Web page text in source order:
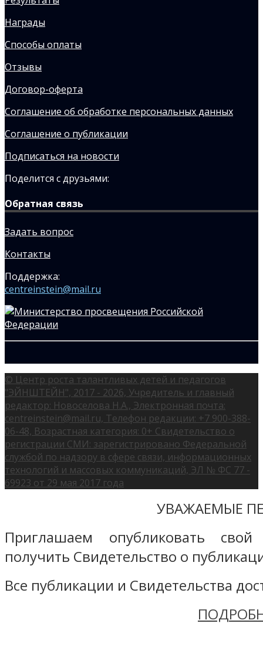
Награды
Способы оплаты
Отзывы
Договор-оферта
Соглашение об обработке персональных данных
Соглашение о публикации
Подписаться на новости
Поделится с друзьями:
Обратная связь
Задать вопрос
Контакты
Поддержка:
centreinstein@mail.ru
© Центр роста талантливых детей и педагогов
"ЭЙНШТЕЙН", 2017 - 2026, Учредитель и главный
редактор: Новоселова Н.А., Электронная почта:
centreinstein@mail.ru, Телефон редакции: +7 900-388-
06-48, Возрастная категория: 0+ Свидетельство о
регистрации СМИ: зарегистрировано Федеральной
службой по надзору в сфере связи, информационных
технологий и массовых коммуникаций, ЭЛ № ФС 77 -
69923 от 29 мая 2017 года
УВАЖАЕМЫЕ
Приглашаем опубликовать
получить Свидетельство о
Все публикации и Свидетельства